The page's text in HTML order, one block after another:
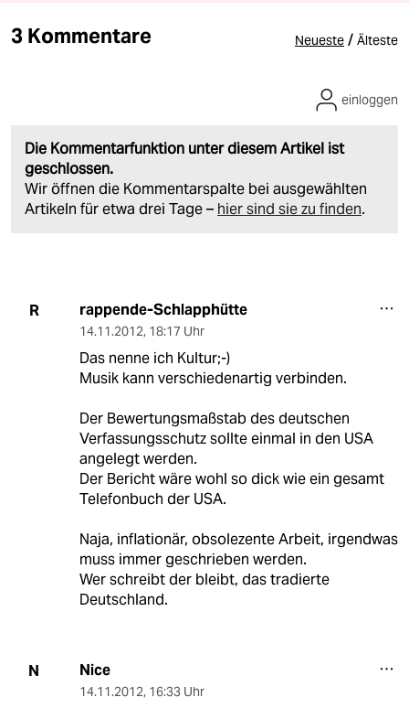
3 Kommentare Neueste / Älteste
Die Kommentarfunktion unter diesem Artikel ist
geschlossen.
Wir öffnen die Kommentarspalte bei ausgewählten
Artikeln für etwa drei Tage – hier sind sie zu finden.
einloggen
R rappende-Schlapphütte
14.11.2012, 18:17 Uhr
Das nenne ich Kultur;-)
Musik kann verschiedenartig verbinden.
Der Bewertungsmaßstab des deutschen
Verfassungsschutz sollte einmal in den USA
angelegt werden.
Der Bericht wäre wohl so dick wie ein gesamt
Telefonbuch der USA.
Naja, inflationär, obsolezente Arbeit, irgendwas
muss immer geschrieben werden.
Wer schreibt der bleibt, das tradierte
Deutschland.
N Nice
14.11.2012, 16:33 Uhr